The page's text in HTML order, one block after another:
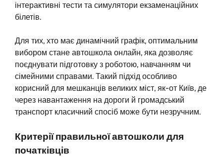
інтерактивні тести та симулятори екзаменаційних
білетів.
Для тих, хто має динамічний графік, оптимальним
вибором стане автошкола онлайн, яка дозволяє
поєднувати підготовку з роботою, навчанням чи
сімейними справами. Такий підхід особливо
корисний для мешканців великих міст, як-от Київ, де
через навантаження на дороги й громадський
транспорт класичний спосіб може бути незручним.
Критерії правильної автошколи для
початківців